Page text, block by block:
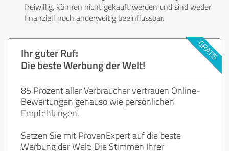
freiwillig, können nicht gekauft werden und sind weder
finanziell noch anderweitig beeinflussbar.
Ihr guter Ruf:
Die beste Werbung der Welt!
85 Prozent aller Verbraucher vertrauen Online-
Bewertungen genauso wie persönlichen
Empfehlungen.
Setzen Sie mit ProvenExpert auf die beste
Werbung der Welt: Die Stimmen Ihrer